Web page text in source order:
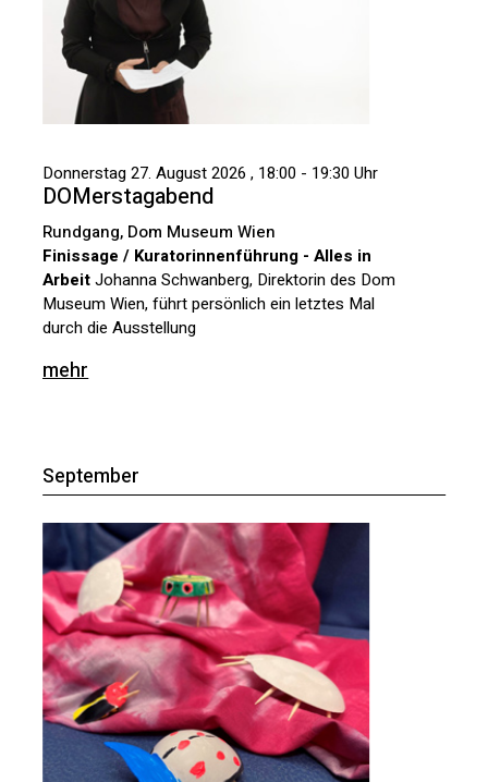
Donnerstag 27. August 2026 , 18:00 - 19:30 Uhr
DOMerstagabend
Rundgang, Dom Museum Wien
Finissage / Kuratorinnenführung - Alles in
ArbeitJohanna Schwanberg, Direktorin des Dom
Museum Wien, führt persönlich ein letztes Mal
durch die Ausstellung
mehr
September